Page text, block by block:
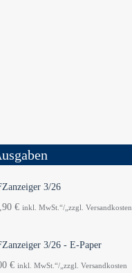
3/26
€ inkl. MwSt.“/„zzgl. Versandkosten
3/26 - E-Paper
€ inkl. MwSt.“/„zzgl. Versandkosten